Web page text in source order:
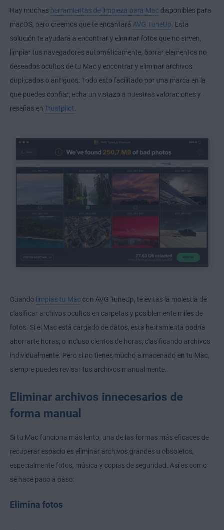
Hay muchas herramientas de limpieza para Mac disponibles para
macOS, pero creemos que te encantará AVG TuneUp . Esta
solución te ayudará a encontrar y eliminar fotos que no sirven,
limpiar tus navegadores automáticamente, borrar elementos no
deseados ocultos de tu Mac y encontrar y eliminar archivos
duplicados o antiguos. Todo esto facilitado por una marca en la
que puedes confiar; echa un vistazo a nuestras valoraciones y
reseñas en Trustpilot
Cuando limpias tu Mac con AVG TuneUp, te evitas la molestia de
clasificar archivos ocultos en carpetas y posiblemente miles de
fotos. Si el Mac está cargado de datos, esta herramienta podría
ahorrarte horas, o incluso cientos de horas, clasificando archivos
individualmente. Pero si no tienes mucho almacenado en tu Mac,
siempre puedes revisar tus archivos manualmente.
Eliminar archivos innecesarios de
forma manual
Si tu Mac funciona más lento, una de las formas más eficaces de
recuperar espacio es eliminar archivos grandes u obsoletos,
especialmente fotos, música y copias de seguridad. Así es como
se hace paso a paso:
Elimina fotos